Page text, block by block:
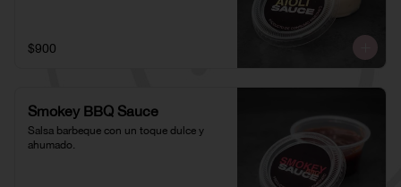
$900
Smokey BBQ Sauce
Salsa barbeque con un toque dulce y
ahumado.